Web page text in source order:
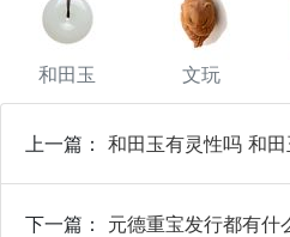
和田玉 文玩
上一篇： 和田玉有灵性吗 和
下一篇： 元德重宝发行都有什